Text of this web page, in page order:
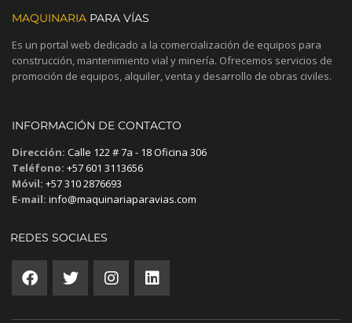
MAQUINARIA PARA VÍAS
Es un portal web dedicado a la comercialización de equipos para
construcción, mantenimiento vial y minería. Ofrecemos servicios de
promoción de equipos, alquiler, venta y desarrollo de obras civiles.
INFORMACIÓN DE CONTACTO
Dirección: Calle 122 # 7a - 18 Oficina 306
Teléfono: +57 601 3113656
Móvil: +57 310 2876693
E-mail: info@maquinariaparavias.com
REDES SOCIALES